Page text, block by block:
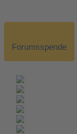
Forumsspende